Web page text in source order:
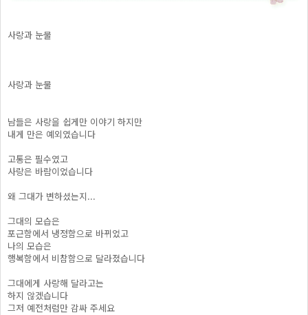
사랑과 눈물
사랑과 눈물
남들은 사랑을 쉽게만 이야기 하지만
내게 만은 예외였습니다
고통은 필수였고
사랑은 바람이었습니다
왜 그대가 변하셨는지...
그대의 모습은
포근함에서 냉정함으로 바뀌었고
나의 모습은
행복함에서 비참함으로 달라졌습니다
그대에게 사랑해 달라고는
하지 않겠습니다
그저 예전처럼만 감싸 주세요